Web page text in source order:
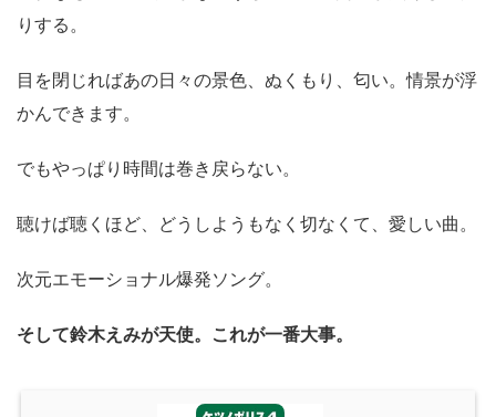
りする。
目を閉じればあの日々の景色、ぬくもり、匂い。情景が浮
かんできます。
でもやっぱり時間は巻き戻らない。
聴けば聴くほど、どうしようもなく切なくて、愛しい曲。
次元エモーショナル爆発ソング。
そして鈴木えみが天使。これが一番大事。